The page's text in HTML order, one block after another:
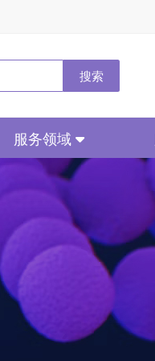
搜索
服务领域